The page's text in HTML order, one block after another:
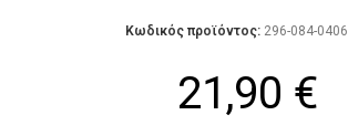
Κωδικός προϊόντος: 296-084-0406
21,90 €